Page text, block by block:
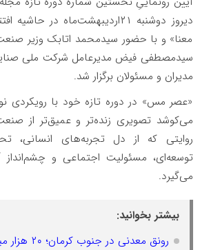
دیروز دوشنبه ۲۱اردیبهشت‌ماه در
معنا» و با حضور سیدمحمد اتابک وزیر
سیدمصطفی فیض مدیرعامل شرکت ملی
مدیران و مسئولان برگزار شد.
«عصر مس» در دوره تازه خود با رویکردی
می‌کوشد تصویری زنده‌تر و عمیق‌تر از
روایتی که از دل تجربه‌های انسانی،
توسعه‌ای، مسئولیت اجتماعی و
می‌گیرد.
بیشتر بخوانید:
رونق معدنی در